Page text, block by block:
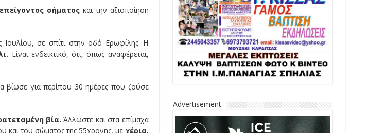
επείγοντος σήματοςκαι την αξιοποίηση
Ιουλίου, σε σπίτι στην οδό Ερωφίλης. Η
Είναι ενδεικτικό, ότι, όπως αναφέρεται,
βίωσε για περίπου 30 ημέρες που ζούσε
βία.Άλλωστε και στα επίμαχα
και του σώματος της 55χρονης, μεχέρια,
Advertisement